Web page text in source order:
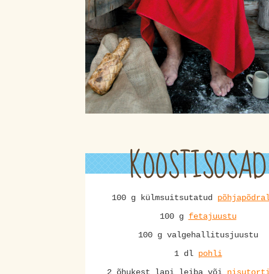
KOOSTISOSAD
100 g külmsuitsutatud
100 g fetajuustu
100 g valgehallitusjuustu
1 dl pohli